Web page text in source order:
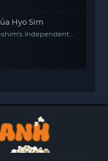
Hyo Sim
shim's Independent